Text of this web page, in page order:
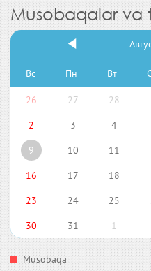
Musobaqalar va
Вс Пн Вт
26 27 28
2
3 4
9
10 11
16
17 18
23
24 25
30
31 1
Musobaqa